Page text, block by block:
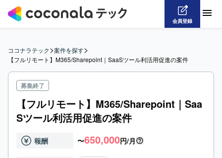
会員登録
ココナラテック>案件を探す>
【フルリモート】M365/Sharepoint｜SaaSツール利活用促進の案件
募集終了
【フルリモート】M365/Sharepoint｜Saa
Sツール利活用促進の案件
報酬 〜650,000円/月